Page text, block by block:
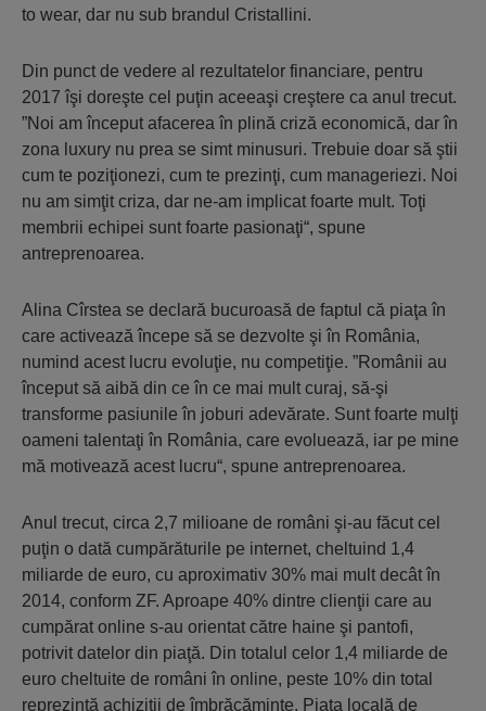
to wear, dar nu sub brandul Cristallini.
Din punct de vedere al rezultatelor financiare, pentru
2017 îşi doreşte cel puţin aceeaşi creştere ca anul trecut.
”Noi am început afacerea în plină criză economică, dar în
zona luxury nu prea se simt minusuri. Trebuie doar să ştii
cum te poziţionezi, cum te prezinţi, cum manageriezi. Noi
nu am simţit criza, dar ne-am implicat foarte mult. Toţi
membrii echipei sunt foarte pasionaţi“, spune
antreprenoarea.
Alina Cîrstea se declară bucuroasă de faptul că piaţa în
care activează începe să se dezvolte şi în România,
numind acest lucru evoluţie, nu competiţie. ”Românii au
început să aibă din ce în ce mai mult curaj, să-şi
transforme pasiunile în joburi adevărate. Sunt foarte mulţi
oameni talentaţi în România, care evoluează, iar pe mine
mă motivează acest lucru“, spune antreprenoarea.
Anul trecut, circa 2,7 milioane de români şi-au făcut cel
puţin o dată cumpărăturile pe internet, cheltuind 1,4
miliarde de euro, cu aproximativ 30% mai mult decât în
2014, conform ZF. Aproape 40% dintre clienţii care au
cumpărat online s-au orientat către haine şi pantofi,
potrivit datelor din piaţă. Din totalul celor 1,4 miliarde de
euro cheltuite de români în online, peste 10% din total
reprezintă achiziţii de îmbrăcăminte. Piaţa locală de